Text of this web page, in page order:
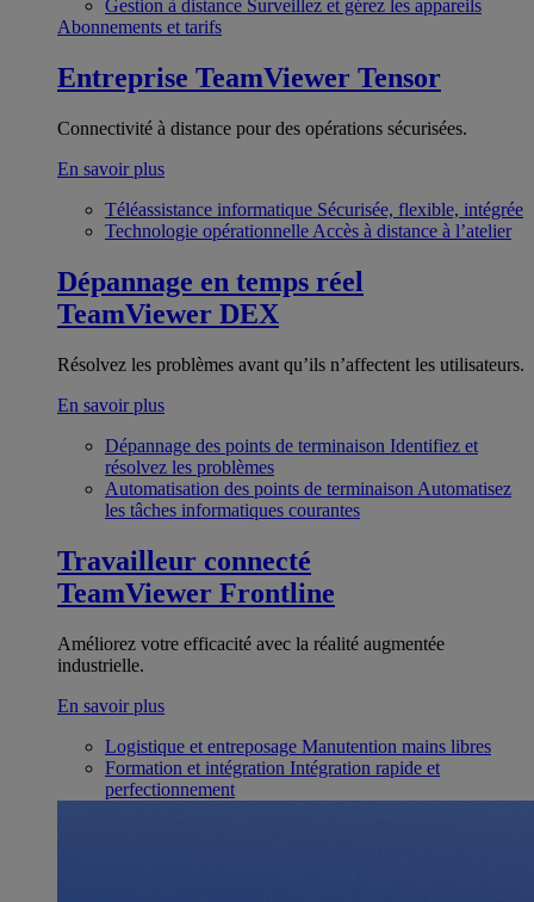
Gestion à distance Surveillez et gérez les appareils
Abonnements et tarifs
Entreprise TeamViewer Tensor
Connectivité à distance pour des opérations sécurisées.
En savoir plus
Téléassistance informatique Sécurisée, flexible, intégrée
Technologie opérationnelle Accès à distance à l’atelier
Dépannage en temps réel
TeamViewer DEX
Résolvez les problèmes avant qu’ils n’affectent les utilisateurs.
En savoir plus
Dépannage des points de terminaison Identifiez et
résolvez les problèmes
Automatisation des points de terminaison Automatisez
les tâches informatiques courantes
Travailleur connecté
TeamViewer Frontline
Améliorez votre efficacité avec la réalité augmentée
industrielle.
En savoir plus
Logistique et entreposage Manutention mains libres
Formation et intégration Intégration rapide et
perfectionnement